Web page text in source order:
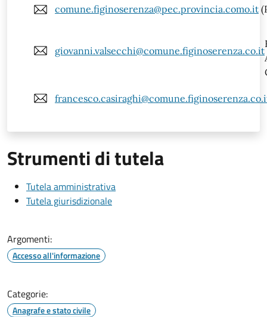
comune.figinoserenza@pec.provincia.como.it
giovanni.valsecchi@comune.figinoserenza.co.it
Strumenti di tutela
Tutela amministrativa
Tutela giurisdizionale
Argomenti:
Accesso all'informazione
Categorie:
Anagrafe e stato civile